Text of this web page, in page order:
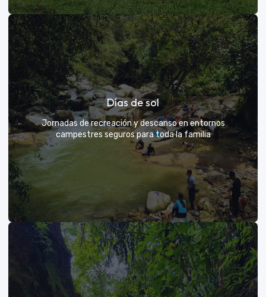
Rutas grupales clásicas
Únete a la manada y descubre nuevos senderos
VER MÁS
Días de sol
Jornadas de recreación y descanso en entornos
campestres seguros para toda la familia
Días de sol